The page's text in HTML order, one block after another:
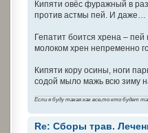
Кипяти овёс фуражный в
против астмы пей. И даже…
Гепатит боится хрена –
молоком хрен непременно
Кипяти кору осины, ноги
содой мыло мажь всю зиму
Если я буду такая как все,то кто будет
Re: Сборы трав.